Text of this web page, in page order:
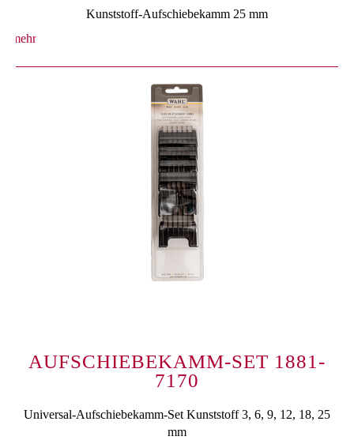
Kunststoff-Aufschiebekamm 25 mm
mehr
AUFSCHIEBEKAMM-SET 1881-
7170
Universal-Aufschiebekamm-Set Kunststoff 3, 6, 9, 12, 18, 25
mm